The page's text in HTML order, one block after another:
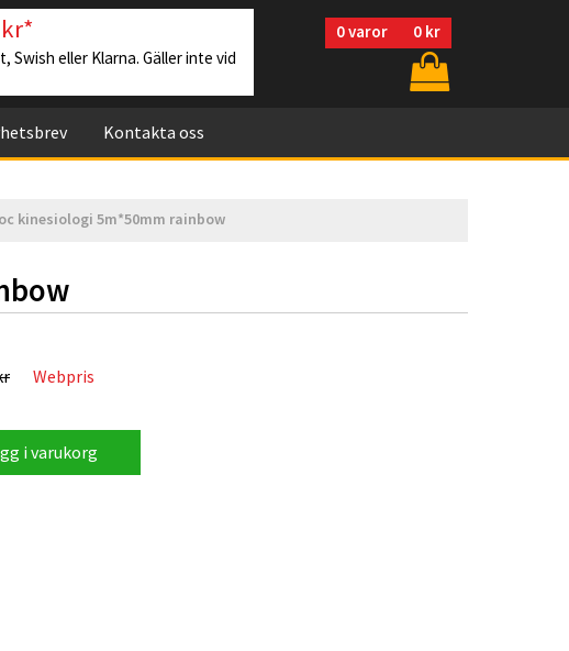
0varor 0 kr
Swish eller Klarna. Gäller inte vid
Kontakta oss
kinesiologi 5m*50mm rainbow
Webpris
i varukorg